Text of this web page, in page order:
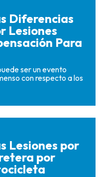
Diferencias
Lesiones
Para
ser un evento
con respecto a los
Lesiones por
por